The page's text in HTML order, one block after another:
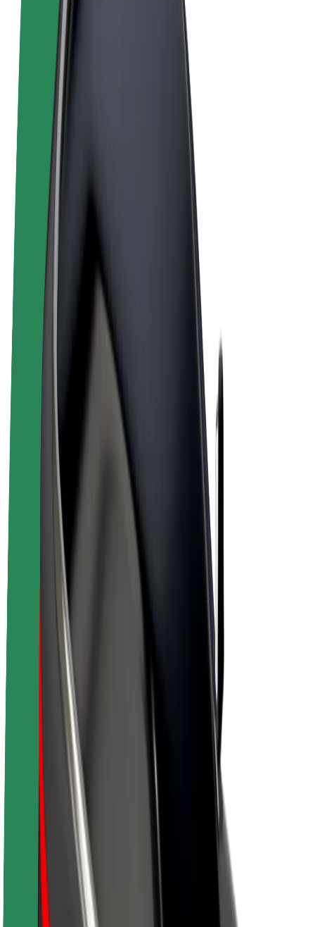
Termeni și Condiții
Confidențialitate
Cookie-uri
© 2026 Bolt Technology OÜ
Produse
Bolt for Business
Biciclete electrice
Câștiguri șofer partener
Câștiguri curier
Comercianți Bolt Food
Flote
Francize
Companie
Cariere
Despre Bolt
Sustenabilitatea la Bolt
Proiectul Zero
Blog
Centrul de presă
Manual de brand
Misiune
Relații cu investitorii
Conducere
Brand
Presă
Fondul Urban
Siguranță